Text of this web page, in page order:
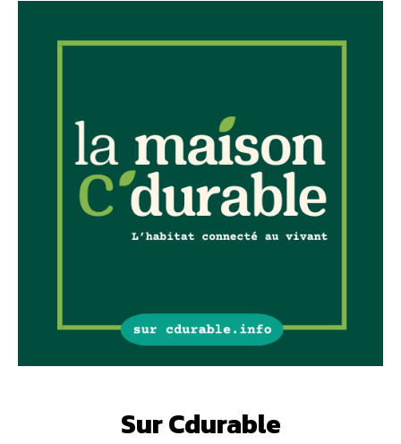
Sur Cdurable